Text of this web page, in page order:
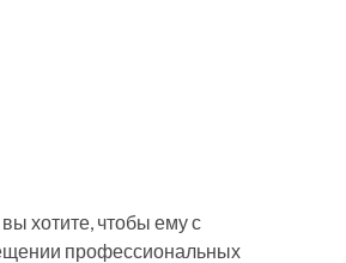
хотите, чтобы ему с
профессиональных